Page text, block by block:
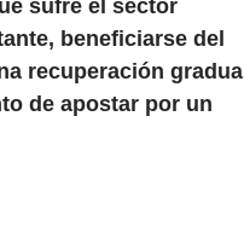
sufre el sector
beneficiarse del
recuperación gradual
de apostar por un